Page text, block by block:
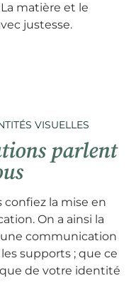
matière et le
justesse.
VISUELLES
parlent
la mise en
On a ainsi la
communication
supports ; que ce
de votre identité